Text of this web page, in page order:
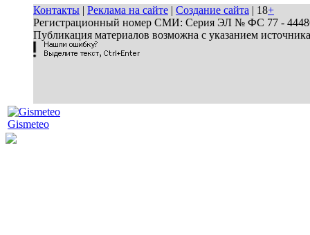
Контакты | Реклама на сайте | Создание сайта | 18+
Регистрационный номер СМИ: Серия ЭЛ № ФС 77 - 44486
Публикация материалов возможна с указанием
Gismeteo